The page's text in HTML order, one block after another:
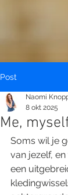
Post
Me,
Naomi
8 okt 2025
Soms wil je
van jezelf,
een